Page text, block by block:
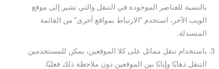
بالنسبة للعناصر الموجودة في التنقل والتي تشير إلى موقع
الويب الآخر، استخدم "الارتباط بمواقع أخرى" من القائمة
المنسدلة.
باستخدام تنقل مماثل على كلا الموقعين، يمكن للمستخدمين
التنقل ذهابًا وإيابًا بين الموقعين دون ملاحظة ذلك فعليًا.